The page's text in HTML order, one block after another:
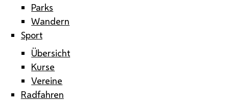
Parks
Wandern
Sport
Übersicht
Kurse
Vereine
Radfahren